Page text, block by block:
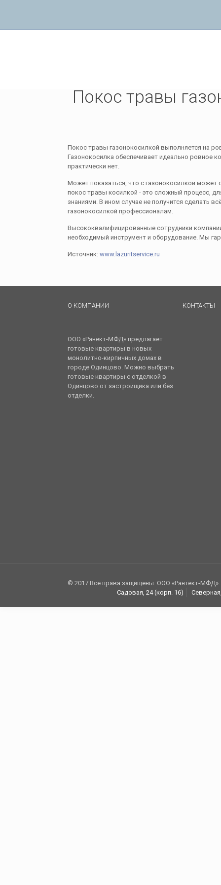
Покос травы
Покос травы газонокосилкой выполняется на
Газонокосилка обеспечивает идеально ровное
практически нет.
Может показаться, что с газонокосилкой может
покос травы косилкой - это сложный процесс,
знаниями. В ином случае не получится сделать
газонокосилкой профессионалам.
Высококвалифицированные сотрудники
необходимый инструмент и оборудование. Мы
Источник: www.lazuritservice.ru
О КОМПАНИИ
ООО «Ранект-МФД» предлагает
готовые квартиры в новых
монолитно-кирпичных домах в
городе Одинцово. Можно выбрать
готовые квартиры с отделкой в
Одинцово от застройщика или без
отделки.
КОНТАКТЫ
© 2017 Все права защищены. ООО «Рантект-МФД».
Садовая, 24 (корп. 16)